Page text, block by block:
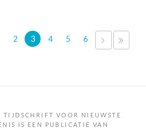
2 3 4 5 6
›
TIJDSCHRIFT VOOR NIEUWSTE
IS EEN PUBLICATIE VAN